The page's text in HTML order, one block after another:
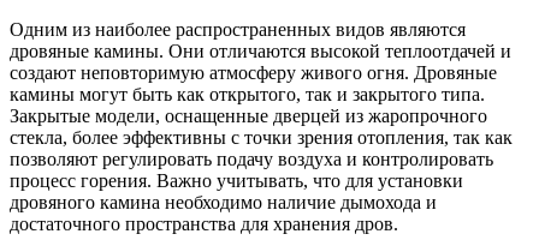
Одним из наиболее распространенных видов являются
дровяные камины. Они отличаются высокой теплоотдачей и
создают неповторимую атмосферу живого огня. Дровяные
камины могут быть как открытого, так и закрытого типа.
Закрытые модели, оснащенные дверцей из жаропрочного
стекла, более эффективны с точки зрения отопления, так как
позволяют регулировать подачу воздуха и контролировать
процесс горения. Важно учитывать, что для установки
дровяного камина необходимо наличие дымохода и
достаточного пространства для хранения дров.